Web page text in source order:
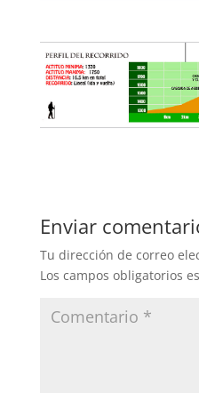
Enviar
Tu dirección de correo
Los campos obligatorios